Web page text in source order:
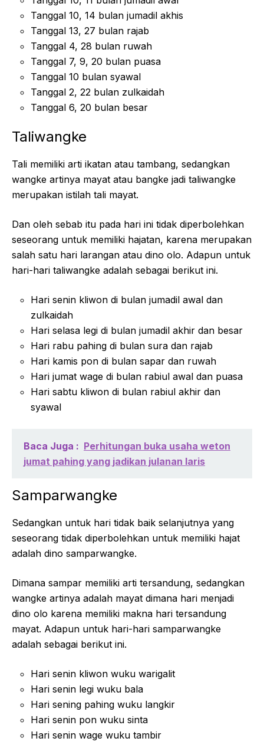
Tanggal 10, 14 bulan jumadil akhis
Tanggal 13, 27 bulan rajab
Tanggal 4, 28 bulan ruwah
Tanggal 7, 9, 20 bulan puasa
Tanggal 10 bulan syawal
Tanggal 2, 22 bulan zulkaidah
Tanggal 6, 20 bulan besar
Taliwangke
Tali memiliki arti ikatan atau tambang, sedangkan
wangke artinya mayat atau bangke jadi taliwangke
merupakan istilah tali mayat.
Dan oleh sebab itu pada hari ini tidak diperbolehkan
seseorang untuk memiliki hajatan, karena merupakan
salah satu hari larangan atau dino olo. Adapun untuk
hari-hari taliwangke adalah sebagai berikut ini.
Hari senin kliwon di bulan jumadil awal dan
zulkaidah
Hari selasa legi di bulan jumadil akhir dan besar
Hari rabu pahing di bulan sura dan rajab
Hari kamis pon di bulan sapar dan ruwah
Hari jumat wage di bulan rabiul awal dan puasa
Hari sabtu kliwon di bulan rabiul akhir dan
syawal
Baca Juga : Perhitungan buka usaha weton
jumat pahing yang jadikan julanan laris
Samparwangke
Sedangkan untuk hari tidak baik selanjutnya yang
seseorang tidak diperbolehkan untuk memiliki hajat
adalah dino samparwangke.
Dimana sampar memiliki arti tersandung, sedangkan
wangke artinya adalah mayat dimana hari menjadi
dino olo karena memiliki makna hari tersandung
mayat. Adapun untuk hari-hari samparwangke
adalah sebagai berikut ini.
Hari senin kliwon wuku warigalit
Hari senin legi wuku bala
Hari sening pahing wuku langkir
Hari senin pon wuku sinta
Hari senin wage wuku tambir